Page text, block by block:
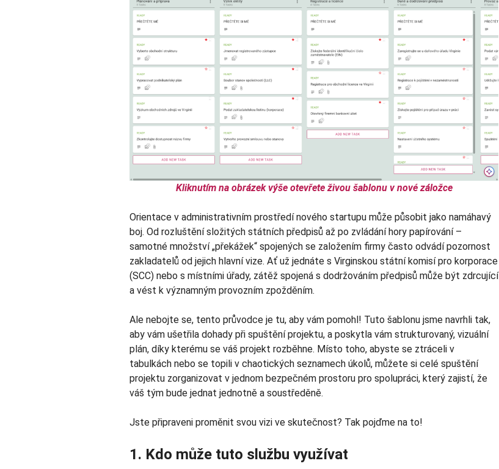
Kliknutím na obrázek výše otevřete živou šablonu v nové záložce
Orientace v administrativním prostředí nového startupu může působit jako namáhavý
boj. Od rozluštění složitých státních předpisů až po zvládání hory papírování –
samotné množství „překážek“ spojených se založením firmy často odvádí pozornost
zakladatelů od jejich hlavní vize. Ať už jednáte s Virginskou státní komisí pro korporace
(SCC) nebo s místními úřady, zátěž spojená s dodržováním předpisů může být zdrcující
a vést k významným provozním zpožděním.
Ale nebojte se, tento průvodce je tu, aby vám pomohl! Tuto šablonu jsme navrhli tak,
aby vám ušetřila dohady při spuštění projektu, a poskytla vám strukturovaný, vizuální
plán, díky kterému se váš projekt rozběhne. Místo toho, abyste se ztráceli v
tabulkách nebo se topili v chaotických seznamech úkolů, můžete si celé spuštění
projektu zorganizovat v jednom bezpečném prostoru pro spolupráci, který zajistí, že
váš tým bude jednat jednotně a soustředěně.
Jste připraveni proměnit svou vizi ve skutečnost? Tak pojďme na to!
1. Kdo může tuto službu využívat